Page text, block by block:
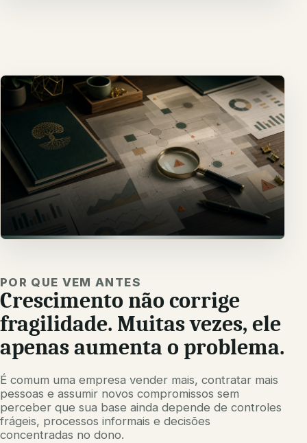
pode comprometer as próximas
decisões.
Riscos ocultos costumam aparecer primeiro como
rotina, improviso e falta de clareza.
POR QUE VEM ANTES
Crescimento não corrige
fragilidade. Muitas vezes, ele
apenas aumenta o problema.
É comum uma empresa vender mais, contratar mais
pessoas e assumir novos compromissos sem
perceber que sua base ainda depende de controles
frágeis, processos informais e decisões
concentradas no dono.